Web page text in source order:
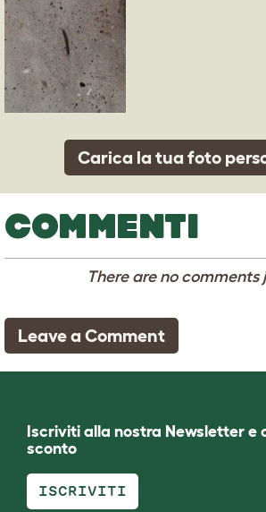
Carica la tua foto
COMMENTI
There are no comments
Leave a Comment
Iscriviti alla nostra Newsletter e
sconto
ISCRIVITI